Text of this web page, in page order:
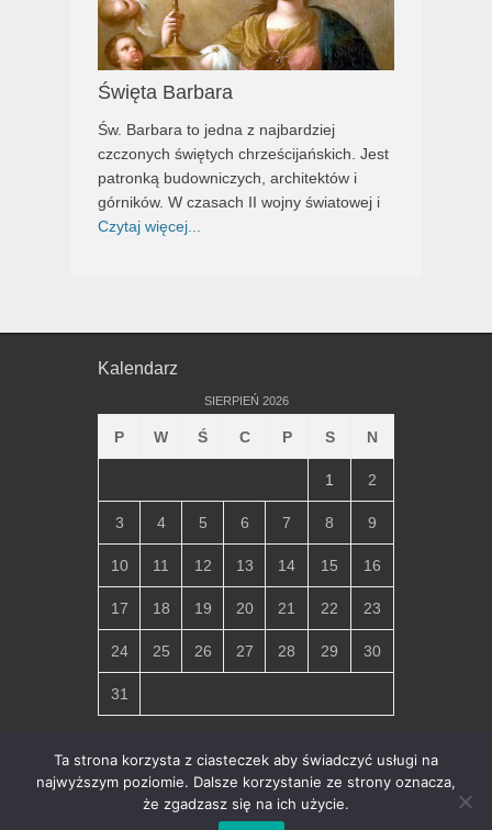
Święta Barbara
Św. Barbara to jedna z najbardziej
czczonych świętych chrześcijańskich. Jest
patronką budowniczych, architektów i
górników. W czasach II wojny światowej i
Czytaj więcej...
Kalendarz
SIERPIEŃ 2026
P W Ś C P S N
1 2
3 4 5 6 7 8 9
10 11 12 13 14 15 16
17 18 19 20 21 22 23
24 25 26 27 28 29 30
31
« lip
Copyright © 2026Parafia Miłosierdzia Bożego w Chłapowie
Ta strona korzysta z ciasteczek aby świadczyć usługi na
najwyższym poziomie. Dalsze korzystanie ze strony oznacza,
że zgadzasz się na ich użycie.